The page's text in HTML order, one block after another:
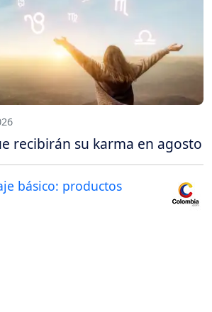
recibirán su karma en agosto